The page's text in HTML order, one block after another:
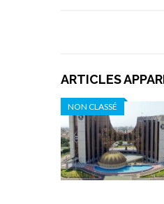
ARTICLES
NON CLASSÉ